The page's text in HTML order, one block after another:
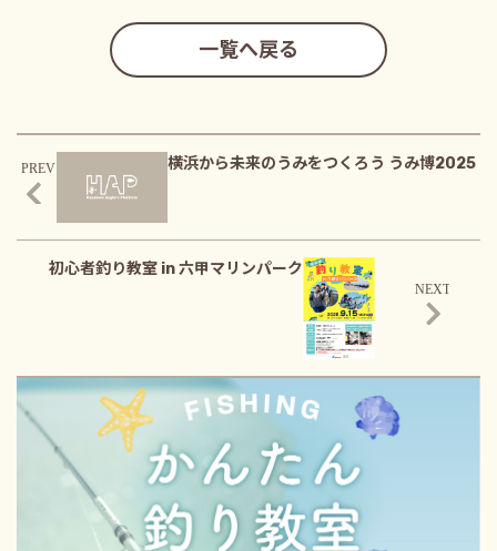
一覧へ戻る
横浜から未来のうみをつくろう うみ博2025
初心者釣り教室 in 六甲マリンパーク